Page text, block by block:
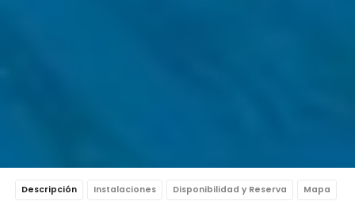
Descripción Instalaciones Disponibilidad y Reserva Mapa